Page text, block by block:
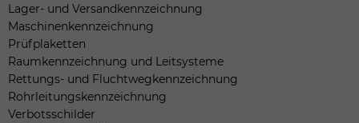
Lager- und Versandkennzeichnung
Maschinenkennzeichnung
Prüfplaketten
Raumkennzeichnung und Leitsysteme
Rettungs- und Fluchtwegkennzeichnung
Rohrleitungskennzeichnung
Verbotsschilder